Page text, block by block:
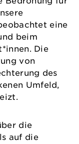
eine
beim
Die
von
des
Umfeld,
die
auf die